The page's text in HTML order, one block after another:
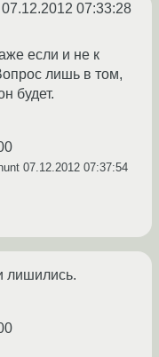
07.12.2012 07:33:28
если и не к
лишь в том,
будет.
07.12.2012 07:37:54
лишились.